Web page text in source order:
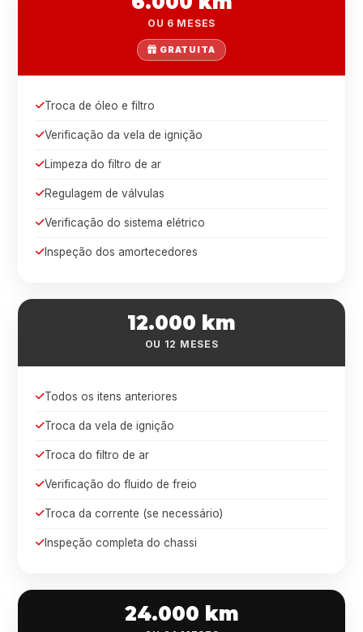
OU 6 MESES
GRATUITA
Troca de óleo e filtro
Verificação da vela de ignição
Limpeza do filtro de ar
Regulagem de válvulas
Verificação do sistema elétrico
Inspeção dos amortecedores
12.000 km
OU 12 MESES
Todos os itens anteriores
Troca da vela de ignição
Troca do filtro de ar
Verificação do fluido de freio
Troca da corrente (se necessário)
Inspeção completa do chassi
24.000 km